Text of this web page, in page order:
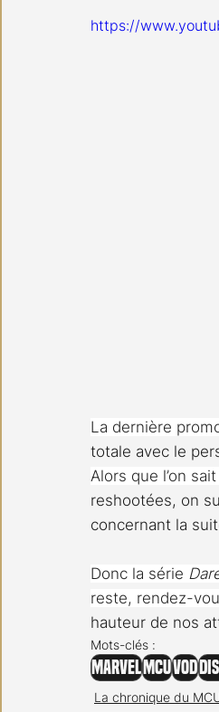
https://
La dernière
totale avec le
Alors que l’on
reshootées, on
concernant la
Donc la série
reste, rendez-
hauteur de nos
Mots-clés :
MarvelMCUVOD
La chronique du